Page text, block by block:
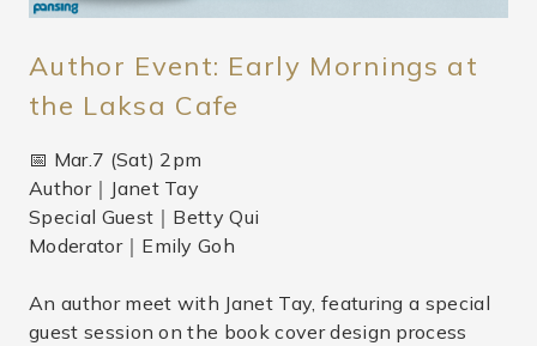
Author Event: Early Mornings at
the Laksa Cafe
📅 Mar.7 (Sat) 2pm
Author｜Janet Tay
Special Guest｜Betty Qui
Moderator｜Emily Goh
An author meet with Janet Tay, featuring a special
guest session on the book cover design process